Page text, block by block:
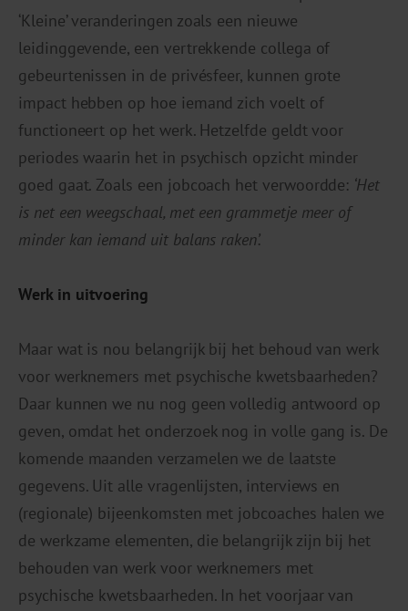
‘Kleine’ veranderingen zoals een nieuwe
leidinggevende, een vertrekkende collega of
gebeurtenissen in de privésfeer, kunnen grote
impact hebben op hoe iemand zich voelt of
functioneert op het werk. Hetzelfde geldt voor
periodes waarin het in psychisch opzicht minder
goed gaat. Zoals een jobcoach het verwoordde: ‘Het
is net een weegschaal, met een grammetje meer of
minder kan iemand uit balans raken’.
Werk in uitvoering
Maar wat is nou belangrijk bij het behoud van werk
voor werknemers met psychische kwetsbaarheden?
Daar kunnen we nu nog geen volledig antwoord op
geven, omdat het onderzoek nog in volle gang is. De
komende maanden verzamelen we de laatste
gegevens. Uit alle vragenlijsten, interviews en
(regionale) bijeenkomsten met jobcoaches halen we
de werkzame elementen, die belangrijk zijn bij het
behouden van werk voor werknemers met
psychische kwetsbaarheden. In het voorjaar van